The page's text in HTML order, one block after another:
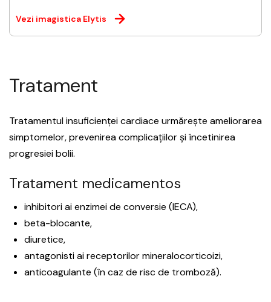
Vezi imagistica Elytis
Tratament
Tratamentul insuficienței cardiace urmărește ameliorarea
simptomelor, prevenirea complicațiilor și încetinirea
progresiei bolii.
Tratament medicamentos
inhibitori ai enzimei de conversie (IECA),
beta-blocante,
diuretice,
antagonisti ai receptorilor mineralocorticoizi,
anticoagulante (în caz de risc de tromboză).